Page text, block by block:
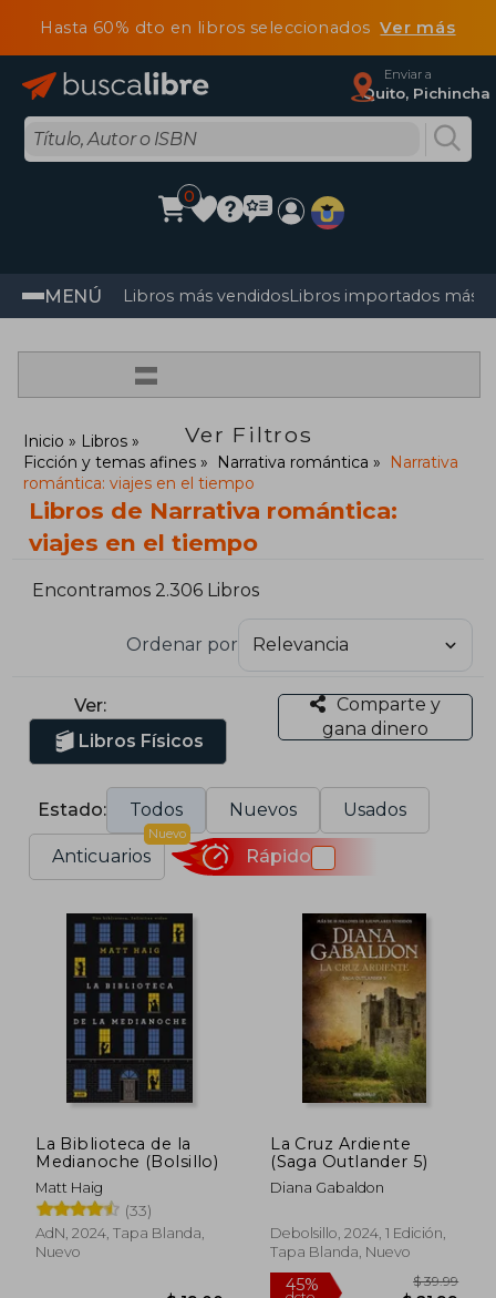
Hasta 60% dto en libros seleccionadosVer más
Enviar a
Quito, Pichincha
0
MENÚ Libros más vendidosLibros importados más
=
Ver Filtros
Inicio
Libros
Ficción y temas afines
Narrativa romántica
Narrativa
romántica: viajes en el tiempo
Libros de Narrativa romántica:
viajes en el tiempo
Encontramos 2.306 Libros
Ordenar por
Ver:
Libros Físicos
Comparte y
gana dinero
Estado: Todos Nuevos Usados
Anticuarios
Nuevo
Rápido
La Biblioteca de la
Medianoche (Bolsillo)
Matt Haig
(33)
AdN, 2024, Tapa Blanda,
Nuevo
La Cruz Ardiente
(Saga Outlander 5)
Diana Gabaldon
Debolsillo, 2024, 1 Edición,
Tapa Blanda, Nuevo